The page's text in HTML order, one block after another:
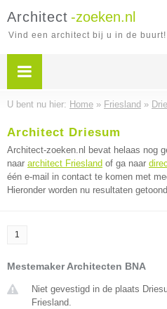
Architect -zoeken.nl
Vind een architect bij u in de buurt!
U bent nu hier: Home » Friesland »
Architect Driesum
Architect-zoeken.nl bevat helaas nog
naar architect Friesland of ga naar
één e-mail in contact te komen met
Hieronder worden nu resultaten
1
Mestemaker Architecten BNA
Niet gevestigd in de plaats
Friesland.